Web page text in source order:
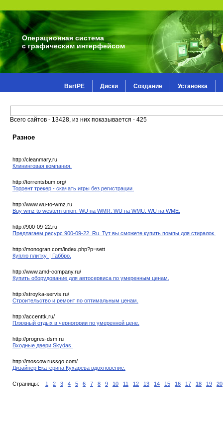
Операционная система
с графическим интерфейсом
BartPE Диски Создание Установка
Всего сайтов - 13428, из них показывается - 425
Разное
http://cleanmary.ru
Клининговая компания.
http://torrentsbum.org/
Торрент трекер - скачать игры без регистрации.
http://www.wu-to-wmz.ru
Buy wmz to western union. WU на WMR. WU на WMU. WU на WME.
http://900-09-22.ru
Предлагаем ресурс 900-09-22. Ru. Тут вы сможете купить помпы для стиралок.
http://monogran.com/index.php?p=sett
Куплю плитку. | Габбро.
http://www.amd-company.ru/
Купить оборудование для автосервиса по умеренным ценам.
http://stroyka-servis.ru/
Строительство и ремонт по оптимальным ценам.
http://accenttk.ru/
Пляжный отдых в черногории по умеренной цене.
http://progres-dsm.ru
Входные двери Skydas.
http://moscow.russgo.com/
Дизайнер Екатерина Кухарева вдохновение.
Страницы: 1 2 3 4 5 6 7 8 9 10 11 12 13 14 15 16 17 18 19 20